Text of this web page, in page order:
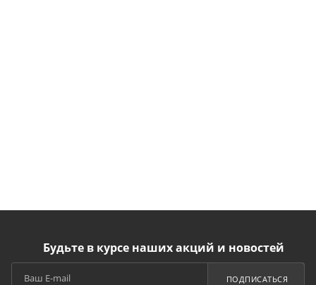
Будьте в курсе наших акций и новостей
ПОДПИСАТЬСЯ